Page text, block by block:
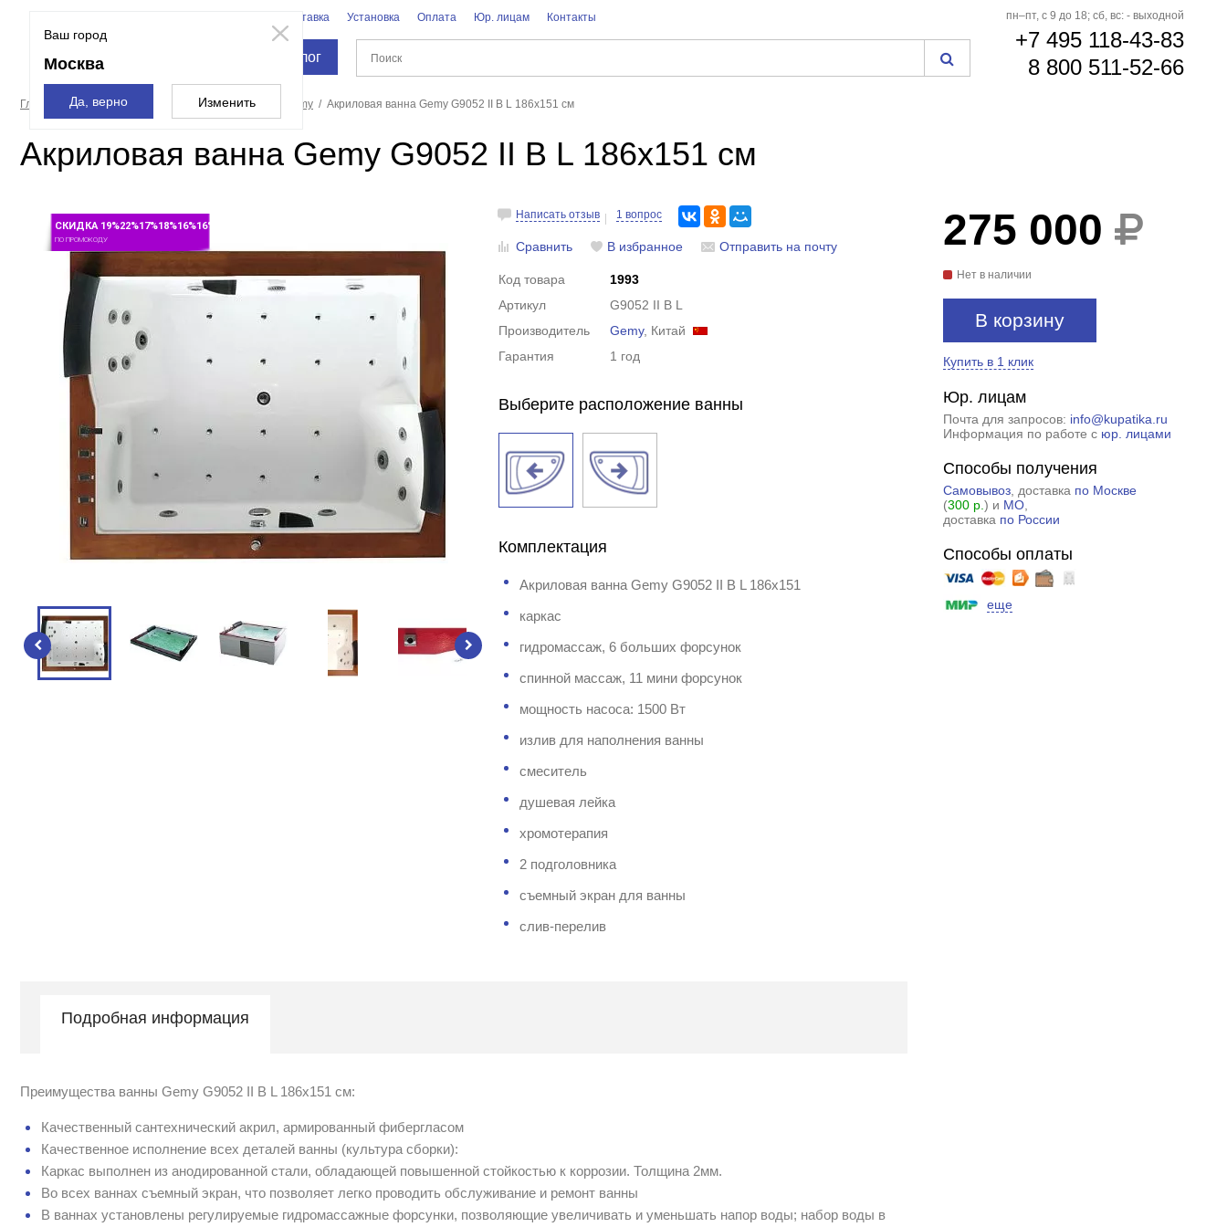
Ваш город
Москва
Да, верно Изменить
Доставка Установка Оплата Юр. лицам Контакты
Каталог
пн–пт, с 9 до 18; сб, вс: - выходной
+7 495 118-43-83
8 800 511-52-66
Главная страница Акриловые ванны Gemy Акриловая ванна Gemy G9052 II B L 186x151 см
Акриловая ванна Gemy G9052 II B L 186x151 см
СКИДКА 19%22%17%18%16%16%
ПО ПРОМОКОДУ
Написать отзыв 1 вопрос
Сравнить В избранное Отправить на почту
Код товара
1993
Артикул
G9052 II B L
Производитель
Gemy, Китай
Гарантия
1 год
Выберите расположение ванны
Комплектация
Акриловая ванна Gemy G9052 II B L 186x151
каркас
гидромассаж, 6 больших форсунок
спинной массаж, 11 мини форсунок
мощность насоса: 1500 Вт
излив для наполнения ванны
смеситель
душевая лейка
хромотерапия
2 подголовника
съемный экран для ванны
слив-перелив
275 000
Нет в наличии
В корзину
Купить в 1 клик
Юр. лицам
Почта для запросов: info@kupatika.ru
Информация по работе с юр. лицами
Способы получения
Самовывоз, доставка по Москве
(300 р. ) и МО,
доставка по России
Способы оплаты
еще
Подробная информация
Преимущества ванны Gemy G9052 II B L 186x151 см:
Качественный сантехнический акрил, армированный фибергласом
Качественное исполнение всех деталей ванны (культура сборки):
Каркас выполнен из анодированной стали, обладающей повышенной стойкостью к коррозии. Толщина 2мм.
Во всех ваннах съемный экран, что позволяет легко проводить обслуживание и ремонт ванны
В ваннах установлены регулируемые гидромассажные форсунки, позволяющие увеличивать и уменьшать напор воды; набор воды в